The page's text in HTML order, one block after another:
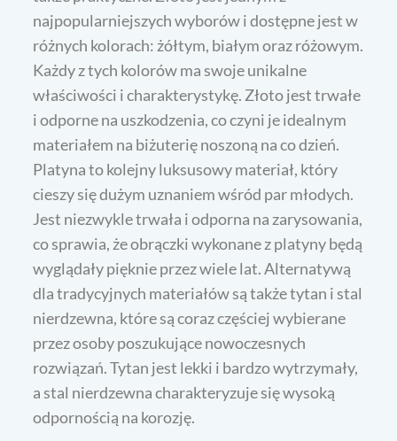
najpopularniejszych wyborów i dostępne jest w
różnych kolorach: żółtym, białym oraz różowym.
Każdy z tych kolorów ma swoje unikalne
właściwości i charakterystykę. Złoto jest trwałe
i odporne na uszkodzenia, co czyni je idealnym
materiałem na biżuterię noszoną na co dzień.
Platyna to kolejny luksusowy materiał, który
cieszy się dużym uznaniem wśród par młodych.
Jest niezwykle trwała i odporna na zarysowania,
co sprawia, że obrączki wykonane z platyny będą
wyglądały pięknie przez wiele lat. Alternatywą
dla tradycyjnych materiałów są także tytan i stal
nierdzewna, które są coraz częściej wybierane
przez osoby poszukujące nowoczesnych
rozwiązań. Tytan jest lekki i bardzo wytrzymały,
a stal nierdzewna charakteryzuje się wysoką
odpornością na korozję.